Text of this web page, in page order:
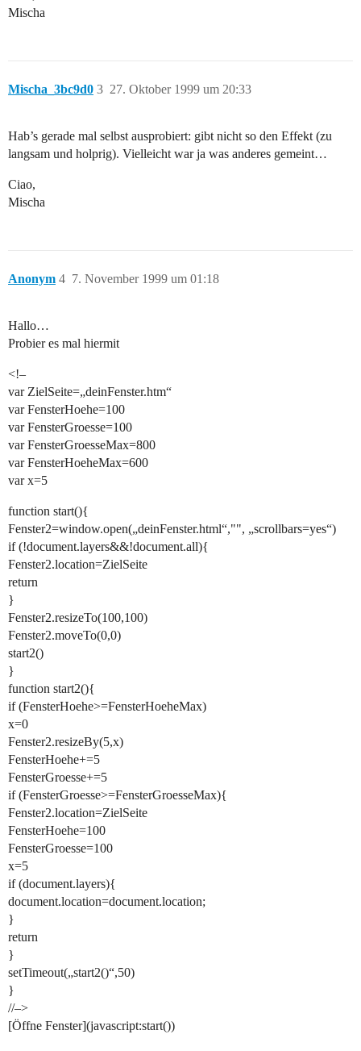
Mischa
Mischa_3bc9d0 27. Oktober 1999 um 20:33
3
Hab’s gerade mal selbst ausprobiert: gibt nicht so den Effekt (zu
langsam und holprig). Vielleicht war ja was anderes gemeint…
Ciao,
Mischa
Anonym 7. November 1999 um 01:18
4
Hallo…
Probier es mal hiermit
<!–
var ZielSeite=„deinFenster.htm“
var FensterHoehe=100
var FensterGroesse=100
var FensterGroesseMax=800
var FensterHoeheMax=600
var x=5
function start(){
Fenster2=window.open(„deinFenster.html“,"", „scrollbars=yes“)
if (!document.layers&&!document.all){
Fenster2.location=ZielSeite
return
}
Fenster2.resizeTo(100,100)
Fenster2.moveTo(0,0)
start2()
}
function start2(){
if (FensterHoehe>=FensterHoeheMax)
x=0
Fenster2.resizeBy(5,x)
FensterHoehe+=5
FensterGroesse+=5
if (FensterGroesse>=FensterGroesseMax){
Fenster2.location=ZielSeite
FensterHoehe=100
FensterGroesse=100
x=5
if (document.layers){
document.location=document.location;
}
return
}
setTimeout(„start2()“,50)
}
//–>
[Öffne Fenster](javascript:start())